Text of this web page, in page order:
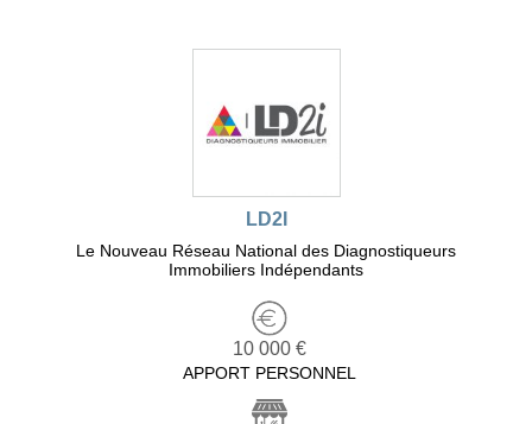
LD2I
Le Nouveau Réseau National des Diagnostiqueurs
Immobiliers Indépendants
10 000 €
APPORT PERSONNEL